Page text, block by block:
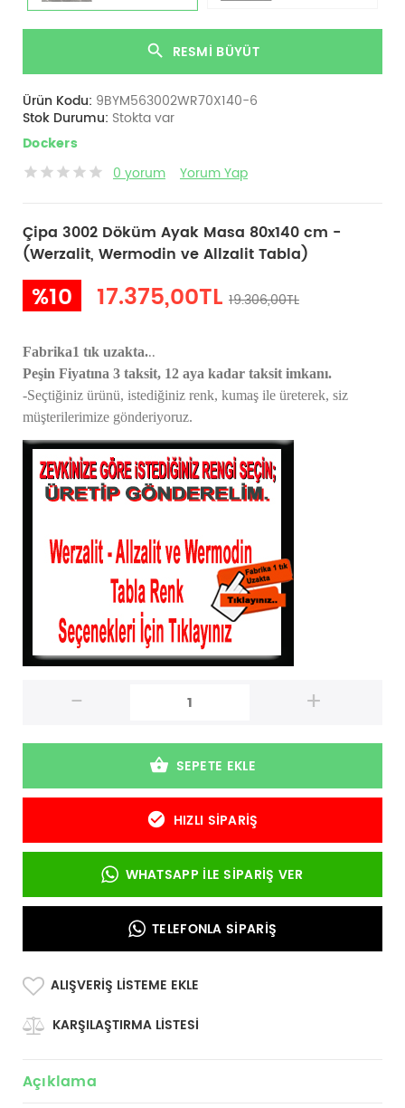
RESMI BÜYÜT
Ürün Kodu: 9BYM563002WR70X140-6
Stok Durumu: Stokta var
Dockers
0 yorum
Yorum Yap
Çipa 3002 Döküm Ayak Masa 80x140 cm -
(Werzalit, Wermodin ve Allzalit Tabla)
%10 17.375,00TL 19.306,00TL
Fabrika1 tık uzakta...
Peşin Fiyatına 3 taksit, 12 aya kadar taksit imkanı.
-Seçtiğiniz ürünü, istediğiniz renk, kumaş ile üreterek, siz
müşterilerimize gönderiyoruz.
- +
SEPETE EKLE
HIZLI SIPARIŞ
WHATSAPP İLE SIPARIŞ VER
TELEFONLA SIPARIŞ
ALIŞVERIŞ LISTEME EKLE
KARŞILAŞTIRMA LISTESI
Açıklama